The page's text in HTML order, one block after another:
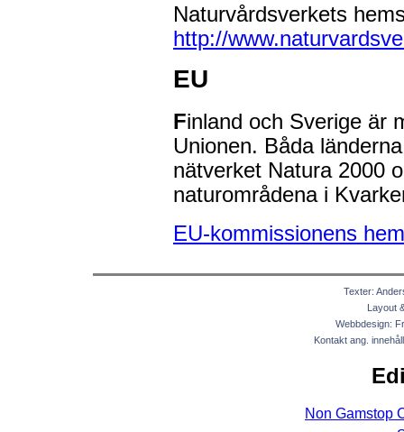
Naturvårdsverkets
http://
EU
Finland och Sverige är
Unionen. Båda
nätverket Natura 2000
naturområdena i
EU-kommissionens
Texter:
Layout
Webbdesign:
Kontakt ang.
Non Gamstop